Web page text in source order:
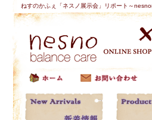
ねすのかふぇ「ネスノ展示会」リポート～